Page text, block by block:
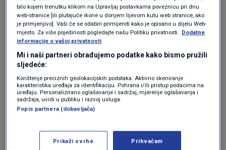
za vrat vičući joj : "Ku*vo pokvarena, j...š se s
drugima!"
Nekoliko mjeseci kasnije, kada je primijetio da
se dopisuje s drugim muškarcem ponovno je
pobjesnio.
Nasilna svađa nakon
izlaska
bilo kojem trenutku klikom na Upravljaj postavkama poveznicu pri dnu
web-stranice [ili plutajuće ikone u donjem lijevom kutu web stranice, ako
je primjenjivo]. Vaši će se odabiri primijeniti kako je opisano u dijelu Web-
mjesto. Za više pojedinosti pogledajte našu Politiku privatnosti. Dodatne
informacije o vašoj privatnosti
Mi i naši partneri obrađujemo podatke kako bismo pružili
sljedeće:
Korištenje preciznih geolokacijskih podataka. Aktivno skeniranje
karakteristika uređaja za identifikaciju. Pohrana i/ili pristup podacima na
uređaju. Personalizirano oglašavanje i sadržaj, mjerenje oglašavanja i
sadržaja, uvidi u publiku i razvoj usluga.
Popis partnera (dobavljača)
Prikaži svrhe Prihvaćam